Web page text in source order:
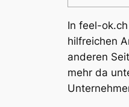
In feel-
hilfreichen
anderen
mehr da